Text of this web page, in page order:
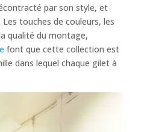
par son style, et
touches de couleurs, les
qualité du montage,
font que cette collection est
dans lequel chaque gilet à